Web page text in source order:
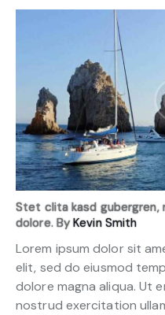
Stet clita kasd
dolore. ByKevin Smith
Lorem ipsum dolor sit
elit, sed do eiusmod
dolore magna aliqua. Ut
nostrud exercitation